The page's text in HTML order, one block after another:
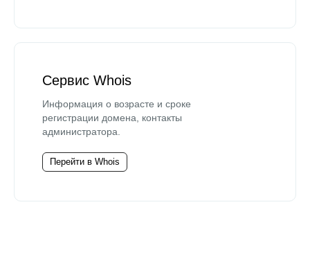
Сервис Whois
Информация о возрасте и сроке
регистрации домена, контакты
администратора.
Перейти в Whois